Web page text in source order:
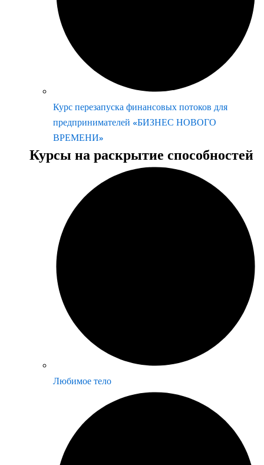
Курс перезапуска финансовых потоков для
предпринимателей «БИЗНЕС НОВОГО
ВРЕМЕНИ»
Курсы на раскрытие способностей
Любимое тело